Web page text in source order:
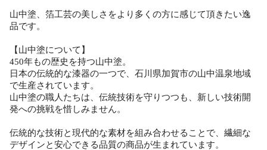
山中塗、箔工芸の美しさをより多くの方に感じて頂きたい逸
品です。
【山中塗について】
450年もの歴史を持つ山中塗。
日本の伝統的な漆器の一つで、石川県加賀市の山中温泉地域
で生産されています。
山中塗の職人たちは、伝統技術を守りつつも、新しい技術開
発への挑戦を惜しみません。
伝統的な技術と現代的な素材を組み合わせることで、繊細な
デザインと安心できる品質の商品が生まれています。